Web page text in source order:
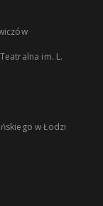
im. L.
w Łodzi